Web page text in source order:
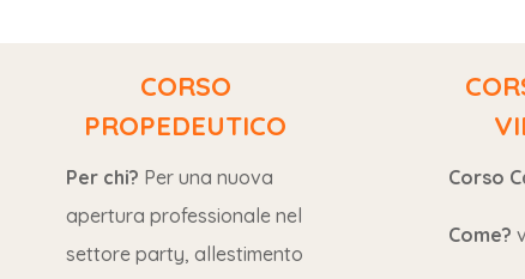
CORSO
PROPEDEUTICO
Per chi? Per una nuova
apertura professionale nel
settore party, allestimento
Corso
Come?